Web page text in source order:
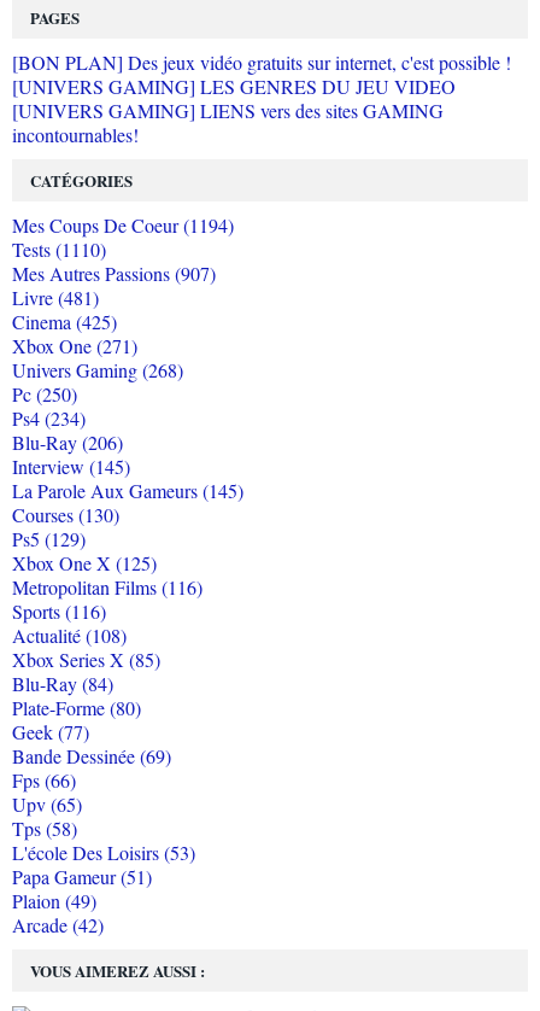
VOUS AIMEREZ AUSSI :
PAGES
[BON PLAN] Des jeux vidéo gratuits sur internet, c'est possible !
[UNIVERS GAMING] LES GENRES DU JEU VIDEO
[UNIVERS GAMING] LIENS vers des sites GAMING
incontournables!
CATÉGORIES
Mes Coups De Coeur (1194)
Tests (1110)
Mes Autres Passions (907)
Livre (481)
Cinema (425)
Xbox One (271)
Univers Gaming (268)
Pc (250)
Ps4 (234)
Blu-Ray (206)
Interview (145)
La Parole Aux Gameurs (145)
Courses (130)
Ps5 (129)
Xbox One X (125)
Metropolitan Films (116)
Sports (116)
Actualité (108)
Xbox Series X (85)
Blu-Ray (84)
Plate-Forme (80)
Geek (77)
Bande Dessinée (69)
Fps (66)
Upv (65)
Tps (58)
L'école Des Loisirs (53)
Papa Gameur (51)
Plaion (49)
Arcade (42)